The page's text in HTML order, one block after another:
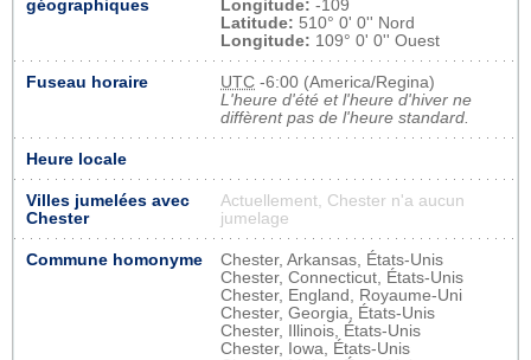
géographiques
Longitude: -109
Latitude: 510° 0' 0'' Nord
Longitude: 109° 0' 0'' Ouest
Fuseau horaire UTC -6:00 (America/Regina)
L'heure d'été et l'heure d'hiver ne
diffèrent pas de l'heure standard.
Heure locale
Villes jumelées avec
Chester
Actuellement, Chester n'a aucun
jumelage
Commune homonyme
Chester, Arkansas, États-Unis
Chester, Connecticut, États-Unis
Chester, England, Royaume-Uni
Chester, Georgia, États-Unis
Chester, Illinois, États-Unis
Chester, Iowa, États-Unis